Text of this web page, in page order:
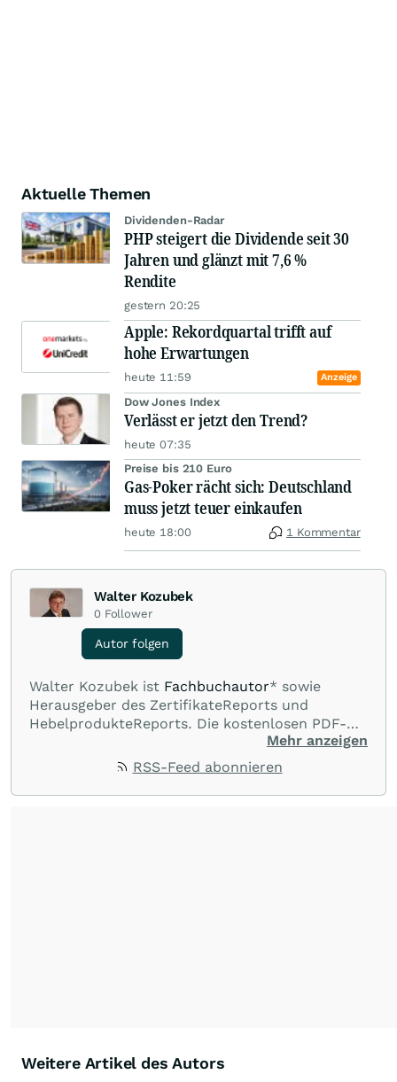
Aktuelle Themen
Dividenden-Radar
PHP steigert die Dividende seit 30
Jahren und glänzt mit 7,6 %
Rendite
gestern 20:25
Apple: Rekordquartal trifft auf
hohe Erwartungen
heute 11:59 Anzeige
Dow Jones Index
Verlässt er jetzt den Trend?
heute 07:35
Preise bis 210 Euro
Gas-Poker rächt sich: Deutschland
muss jetzt teuer einkaufen
heute 18:00 1 Kommentar
Walter Kozubek
0 Follower
Autor folgen
Walter Kozubek ist Fachbuchautor* sowie
Herausgeber des ZertifikateReports und
HebelprodukteReports. Die kostenlosen PDF-
Newsletter erscheinen wöchentlich. Weitere
www.zertifikatereport.deund
www.hebelprodukte.de. *Werbelink
Mehr anzeigen
RSS-Feed abonnieren
Weitere Artikel des Autors